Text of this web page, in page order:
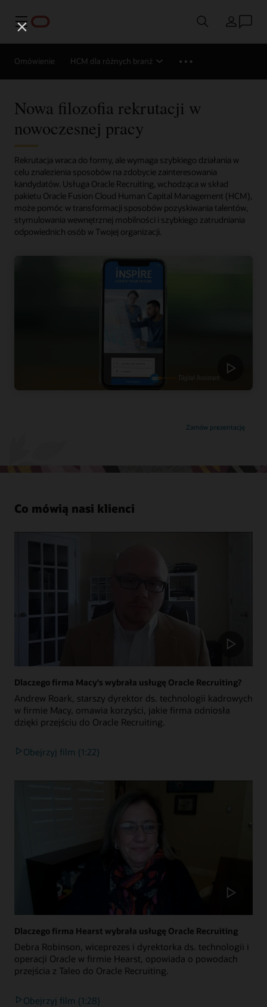
Menu Kraj
Omówienie HCM dla różnych branż
Zamów prezentację
Nowa filozofia rekrutacji w
nowoczesnej pracy
Rekrutacja wraca do formy, ale wymaga szybkiego działania w
celu znalezienia sposobów na zdobycie zainteresowania
kandydatów. Usługa Oracle Recruiting, wchodząca w skład
pakietu Oracle Fusion Cloud Human Capital Management (HCM),
może pomóc w transformacji sposobów pozyskiwania talentów,
stymulowania wewnętrznej mobilności i szybkiego zatrudniania
odpowiednich osób w Twojej organizacji.
Co mówią nasi klienci
Dlaczego firma Macy's wybrała usługę Oracle Recruiting?
Andrew Roark, starszy dyrektor ds. technologii kadrowych
w firmie Macy, omawia korzyści, jakie firma odniosła
dzięki przejściu do Oracle Recruiting.
Obejrzyj film (1:22)
Dlaczego firma Hearst wybrała usługę Oracle Recruiting
Debra Robinson, wiceprezes i dyrektorka ds. technologii i
operacji Oracle w firmie Hearst, opowiada o powodach
przejścia z Taleo do Oracle Recruiting.
Obejrzyj film (1:28)